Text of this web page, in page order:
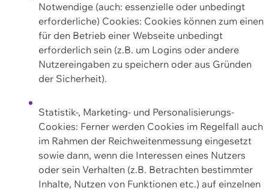
Notwendige (auch: essenzielle oder unbedingt
erforderliche) Cookies: Cookies können zum einen
für den Betrieb einer Webseite unbedingt
erforderlich sein (z.B. um Logins oder andere
Nutzereingaben zu speichern oder aus Gründen
der Sicherheit).
Statistik-, Marketing- und Personalisierungs-
Cookies: Ferner werden Cookies im Regelfall auch
im Rahmen der Reichweitenmessung eingesetzt
sowie dann, wenn die Interessen eines Nutzers
oder sein Verhalten (z.B. Betrachten bestimmter
Inhalte, Nutzen von Funktionen etc.) auf einzelnen